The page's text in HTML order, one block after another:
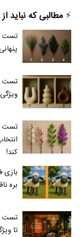
⚡️ مطالبی که نباید
تست
تست
تست
کند!
بره
تست
تا